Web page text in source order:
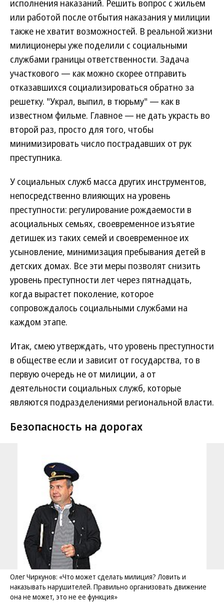
исполнения наказаний. Решить вопрос с жильем
или работой после отбытия наказания у милиции
также не хватит возможностей. В реальной жизни
милиционеры уже поделили с социальными
службами границы ответственности. Задача
участкового — как можно скорее отправить
отказавшихся социализироваться обратно за
решетку. "Украл, выпил, в тюрьму" — как в
известном фильме. Главное — не дать украсть во
второй раз, просто для того, чтобы
минимизировать число пострадавших от рук
преступника.
У социальных служб масса других инструментов,
непосредственно влияющих на уровень
преступности: регулирование рождаемости в
асоциальных семьях, своевременное изъятие
детишек из таких семей и своевременное их
усыновление, минимизация пребывания детей в
детских домах. Все эти меры позволят снизить
уровень преступности лет через пятнадцать,
когда вырастет поколение, которое
сопровождалось социальными службами на
каждом этапе.
Итак, смею утверждать, что уровень преступности
в обществе если и зависит от государства, то в
первую очередь не от милиции, а от
деятельности социальных служб, которые
являются подразделениями региональной власти.
Безопасность на дорогах
Олег Чиркунов: «Что может сделать милиция? Ловить и
наказывать нарушителей. Правильно организовать движение
она не может, это не ее функция»